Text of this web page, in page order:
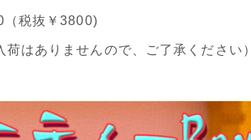
（税抜￥3800)
荷はありませんので、ご了承ください）